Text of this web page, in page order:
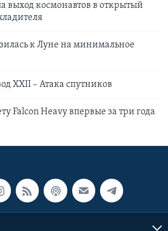
выход космонавтов в открытый
к Луне на минимальное
XXII – Атака спутников
Falcon Heavy впервые за три года